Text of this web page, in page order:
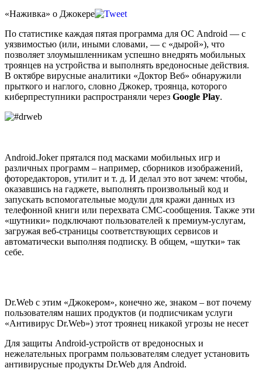
«Наживка» о Джокере
По статистике каждая пятая программа для ОС Android — с
уязвимостью (или, иными словами, — с «дырой»), что
позволяет злоумышленникам успешно внедрять мобильных
троянцев на устройства и выполнять вредоносные действия.
В октябре вирусные аналитики «Доктор Веб» обнаружили
прыткого и наглого, словно Джокер, троянца, которого
киберпреступники распространяли через Google Play.
Android.Joker прятался под масками мобильных игр и
различных программ – например, сборников изображений,
фоторедакторов, утилит и т. д. И делал это вот зачем: чтобы,
оказавшись на гаджете, выполнять произвольный код и
запускать вспомогательные модули для кражи данных из
телефонной книги или перехвата СМС-сообщения. Также эти
«шутники» подключают пользователей к премиум-услугам,
загружая веб-страницы соответствующих сервисов и
автоматически выполняя подписку. В общем, «шутки» так
себе.
Dr.Web с этим «Джокером», конечно же, знаком – вот почему
пользователям наших продуктов (и подписчикам услуги
«Антивирус Dr.Web») этот троянец никакой угрозы не несет
Для защиты Android-устройств от вредоносных и
нежелательных программ пользователям следует установить
антивирусные продукты Dr.Web для Android.